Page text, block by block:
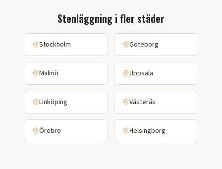
Stenläggning i fler städer
Stockholm Göteborg
Malmö Uppsala
Linköping Västerås
Örebro Helsingborg